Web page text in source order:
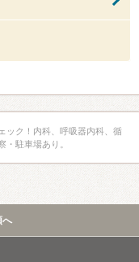
ック！内科、呼吸器内科、循
・駐車場あり。
へ